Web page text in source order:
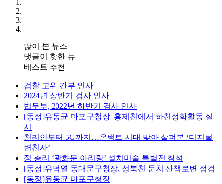
많이 본 뉴스
댓글이 핫한 뉴
베스트 추천
검찰 고위 간부 인사
2024년 상반기 검사 인사
법무부, 2022년 하반기 검사 인사
[동정]유동균 마포구청장, 홍제천에서 하천정화활동 실
시
천리안부터 5G까지…온택트 시대 맞아 살펴본 ‘디지털
변천사’
정 총리 ‘광화문 아리랑’ 설치미술 특별전 참석
[동정]유덕열 동대문구청장, 성북천 둔치 산책로변 점검
[동정]유동균 마포구청장